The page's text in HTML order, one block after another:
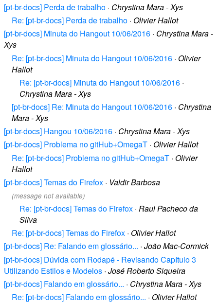
[pt-br-docs] Perda de trabalho · Chrystina Mara - Xys
Re: [pt-br-docs] Perda de trabalho · Olivier Hallot
[pt-br-docs] Minuta do Hangout 10/06/2016 · Chrystina Mara -
Xys
Re: [pt-br-docs] Minuta do Hangout 10/06/2016 · Olivier
Hallot
Re: [pt-br-docs] Minuta do Hangout 10/06/2016 ·
Chrystina Mara - Xys
[pt-br-docs] Re: Minuta do Hangout 10/06/2016 · Chrystina
Mara - Xys
[pt-br-docs] Hangou 10/06/2016 · Chrystina Mara - Xys
[pt-br-docs] Problema no gitHub+OmegaT · Olivier Hallot
Re: [pt-br-docs] Problema no gitHub+OmegaT · Olivier
Hallot
[pt-br-docs] Temas do Firefox · Valdir Barbosa
(message not available)
Re: [pt-br-docs] Temas do Firefox · Raul Pacheco da
Silva
Re: [pt-br-docs] Temas do Firefox · Olivier Hallot
[pt-br-docs] Re: Falando em glossário... · João Mac-Cormick
[pt-br-docs] Dúvida com Rodapé - Revisando Capítulo 3
Utilizando Estilos e Modelos · José Roberto Siqueira
[pt-br-docs] Falando em glossário... · Chrystina Mara - Xys
Re: [pt-br-docs] Falando em glossário... · Olivier Hallot